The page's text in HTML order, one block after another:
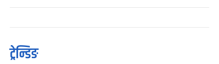
ट्रेन्डिङ